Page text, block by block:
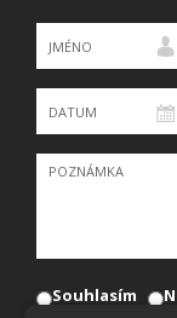
Souhlasím